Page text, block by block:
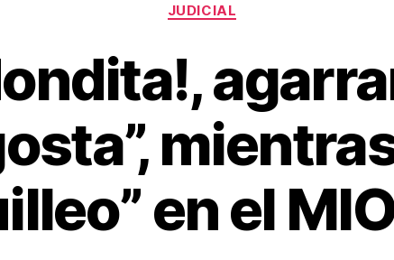
JUDICIAL
en el